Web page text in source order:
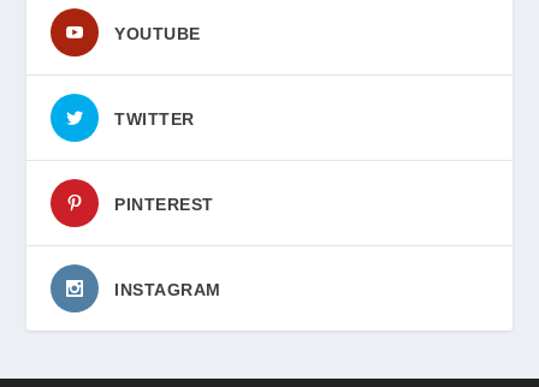
YOUTUBE
TWITTER
PINTEREST
INSTAGRAM